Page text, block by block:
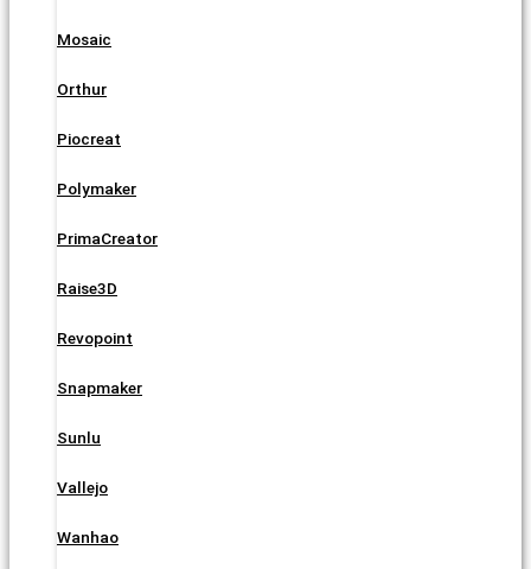
Mosaic
Orthur
Piocreat
Polymaker
PrimaCreator
Raise3D
Revopoint
Snapmaker
Sunlu
Vallejo
Wanhao